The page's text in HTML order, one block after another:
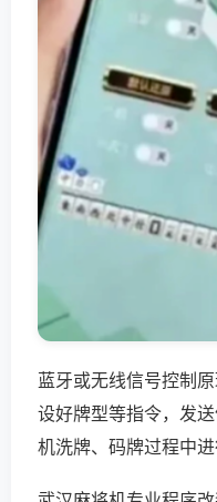
蓝牙或无线信号控制
设好牌型等指令，发
机洗牌、码牌过程中